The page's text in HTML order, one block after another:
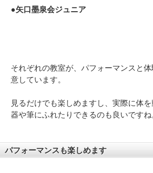
●矢口墨泉会ジュニア
それぞれの教室が、パフォーマンスと
意しています。
見るだけでも楽しめますし、実際に体
器や筆にふれたりできるのも良いですね
パフォーマンスも楽しめます